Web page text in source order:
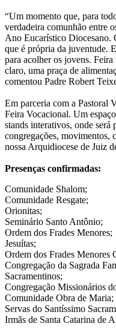
“Um momento que, para
verdadeira comunhão entre
Ano Eucarístico Diocesano.
que é própria da juventude.
para acolher os jovens.
claro, uma praça de
comentou Padre Robert
Em parceria com a Pastoral
Feira Vocacional. Um
stands interativos, onde será
congregações, movimentos,
nossa Arquidiocese de Juiz
Presenças confirmadas:
Comunidade Shalom;
Comunidade Resgate;
Orionitas;
Seminário Santo Antônio;
Ordem dos Frades Menores;
Jesuítas;
Ordem dos Frades Menores
Congregação da Sagrada
Sacramentinos;
Congregação Missionários
Comunidade Obra de Maria;
Servas do Santíssimo
Irmãs de Santa Catarina de